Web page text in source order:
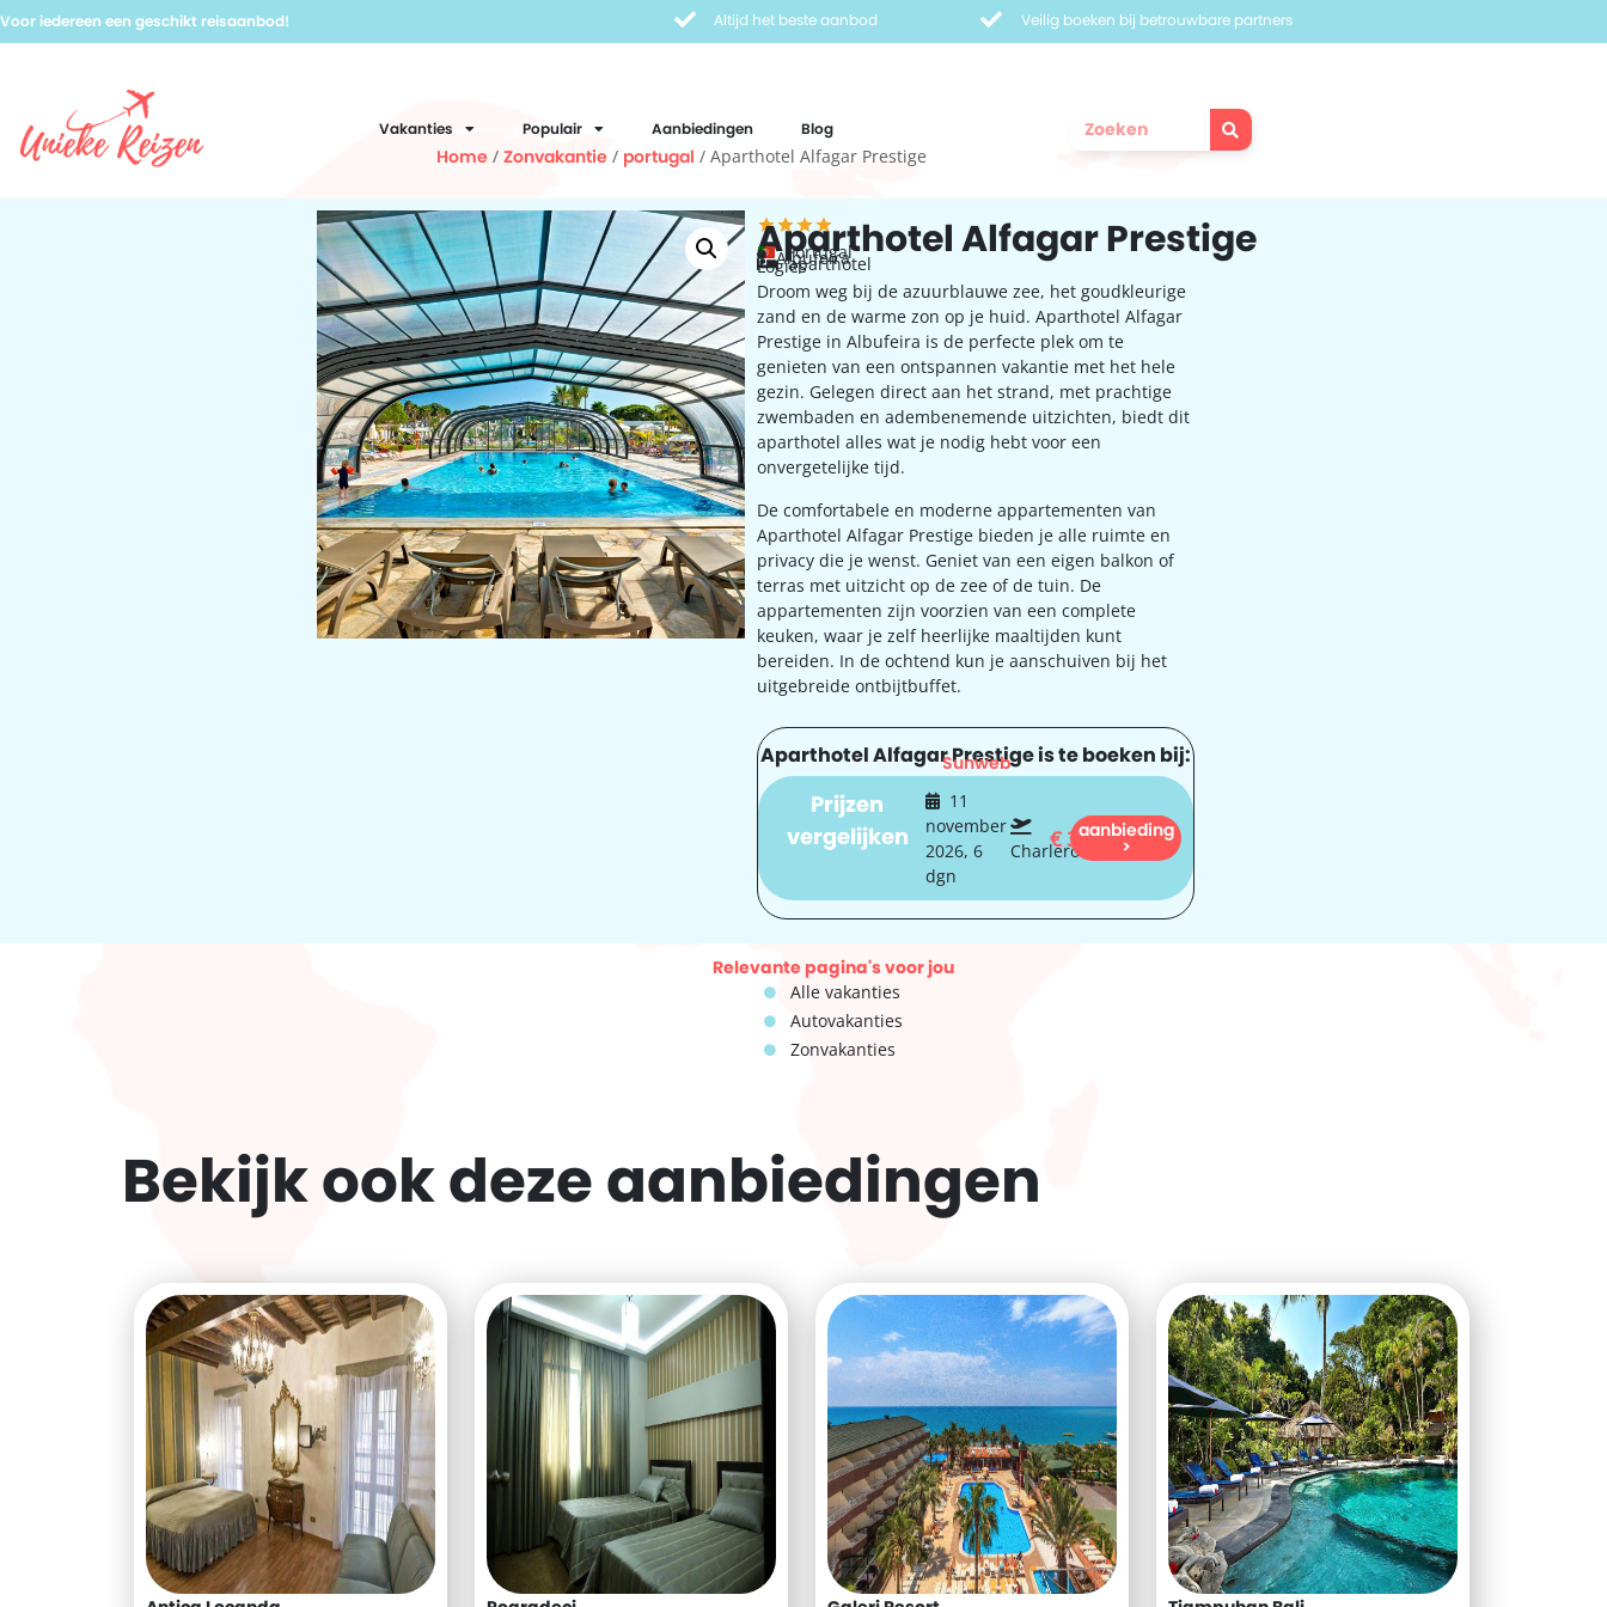
Voor iedereen een geschikt reisaanbod! Altijd het beste aanbod Veilig boeken bij betrouwbare partners
Vakanties Populair Aanbiedingen Blog
Home / Zonvakantie / portugal / Aparthotel Alfagar Prestige
Aparthotel Alfagar Prestige
Portugal
Albufeira
aparthotel
Logies
Droom weg bij de azuurblauwe zee, het goudkleurige
zand en de warme zon op je huid. Aparthotel Alfagar
Prestige in Albufeira is de perfecte plek om te
genieten van een ontspannen vakantie met het hele
gezin. Gelegen direct aan het strand, met prachtige
zwembaden en adembenemende uitzichten, biedt dit
aparthotel alles wat je nodig hebt voor een
onvergetelijke tijd.
De comfortabele en moderne appartementen van
Aparthotel Alfagar Prestige bieden je alle ruimte en
privacy die je wenst. Geniet van een eigen balkon of
terras met uitzicht op de zee of de tuin. De
appartementen zijn voorzien van een complete
keuken, waar je zelf heerlijke maaltijden kunt
bereiden. In de ochtend kun je aanschuiven bij het
uitgebreide ontbijtbuffet.
Aparthotel Alfagar Prestige is te boeken bij:
Sunweb
Prijzen
vergelijken
11
november
2026, 6
dgn
Charleroi
€384
aanbieding
>
Relevante pagina's voor jou
Alle vakanties
Autovakanties
Zonvakanties
Bekijk ook dezeaanbiedingen